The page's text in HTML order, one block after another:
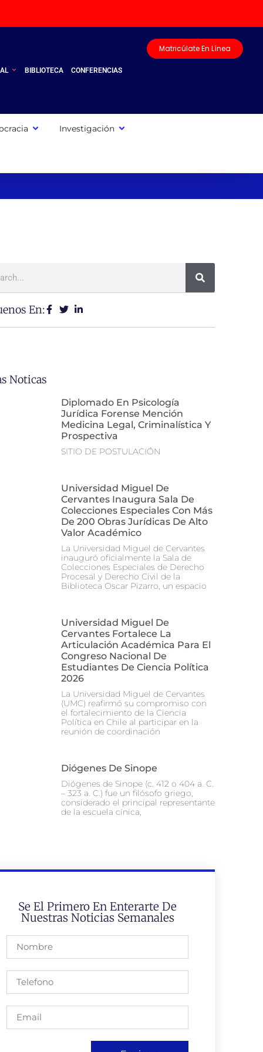
BIBLIOTECA CONFERENCIAS
Matricúlate En Línea
Investigación
En:
Noticas
Diplomado En Psicología
Jurídica Forense Mención
Medicina Legal, Criminalística Y
Prospectiva
SITIO DE POSTULACIÓN
Universidad Miguel De
Cervantes Inaugura Sala De
Colecciones Especiales Con Más
De 200 Obras Jurídicas De Alto
Valor Académico
La Universidad Miguel de Cervantes
inauguró oficialmente la Sala de
Colecciones Especiales de Derecho
Procesal y Derecho Civil de la
Biblioteca Oscar Pizarro, un espacio
Universidad Miguel De
Cervantes Fortalece La
Articulación Académica Para El
Congreso Nacional De
Estudiantes De Ciencia Política
2026
La Universidad Miguel de Cervantes
(UMC) reafirmó su compromiso con
el fortalecimiento de la Ciencia
Política en Chile al participar en la
reunión de coordinación
Diógenes De Sinope
Diógenes de Sinope (c. 412 o 404 a. C.
– 323 a. C.) fue un filósofo griego,
considerado el principal representante
de la escuela cínica,
Se El Primero En Enterarte De
Nuestras Noticias Semanales